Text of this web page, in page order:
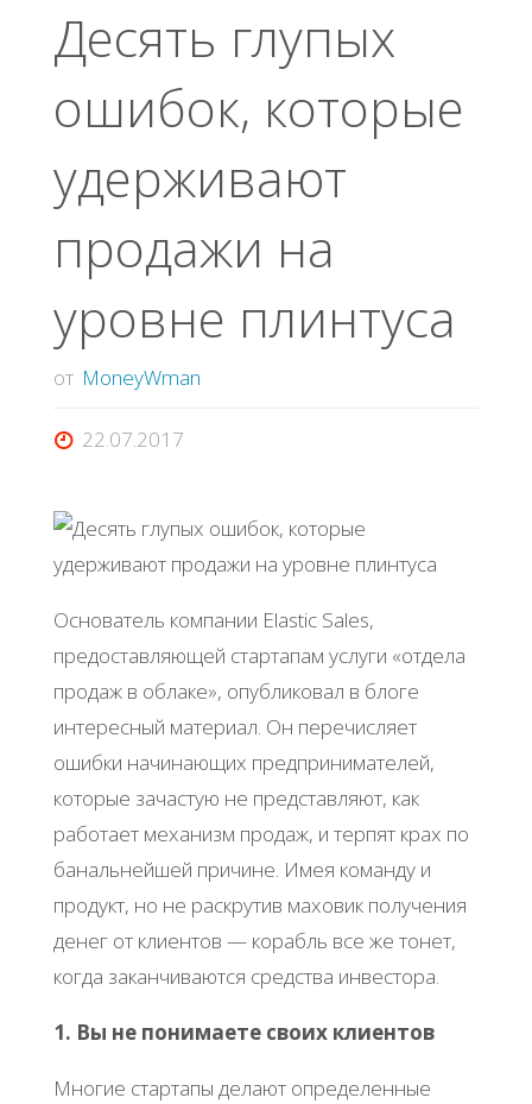
Десять глупых
ошибок, которые
удерживают
продажи на
уровне плинтуса
от MoneyWman
22.07.2017
Основатель компании Elastic Sales,
предоставляющей стартапам услуги «отдела
продаж в облаке», опубликовал в блоге
интересный материал. Он перечисляет
ошибки начинающих предпринимателей,
которые зачастую не представляют, как
работает механизм продаж, и терпят крах по
банальнейшей причине. Имея команду и
продукт, но не раскрутив маховик получения
денег от клиентов — корабль все же тонет,
когда заканчиваются средства инвестора.
1. Вы не понимаете своих клиентов
Многие стартапы делают определенные